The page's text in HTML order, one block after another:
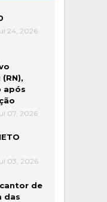
24, 2026
após
07, 2026
03, 2026
de
das